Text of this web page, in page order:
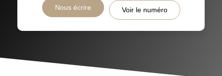
Nous écrire Voir le numéro